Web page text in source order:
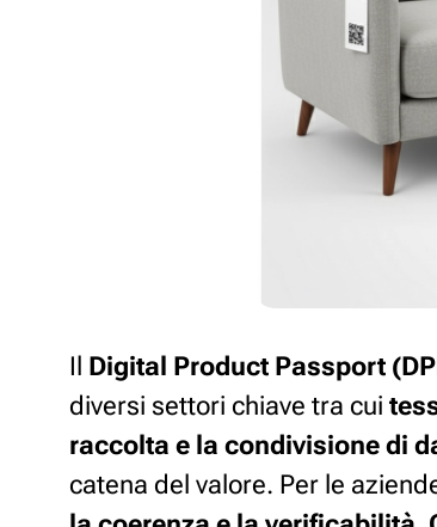
Il Digital Product Passport
diversi settori chiave tra cui
raccolta e la condivisione di
catena del valore. Per le